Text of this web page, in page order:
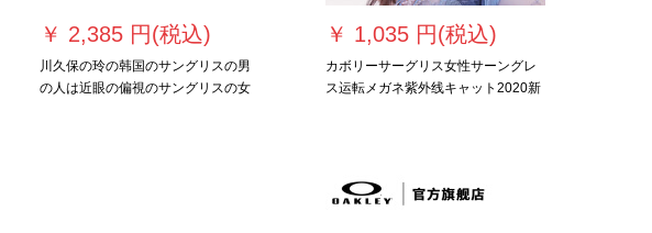
￥ 2,385 円(税込)
川久保の玲の韩国のサングリスの男
の人は近眼の偏視のサングリスの女
￥ 1,035 円(税込)
カボリーサーグリス女性サーングレ
ス运転メガネ紫外线キャット2020新